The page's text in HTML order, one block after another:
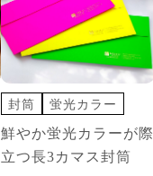
封筒 蛍光カラー
鮮やか蛍光カラーが際
立つ長3カマス封筒